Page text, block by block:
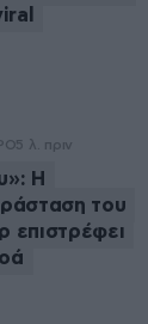
5 λ. πριν
Η
του
επιστρέφει